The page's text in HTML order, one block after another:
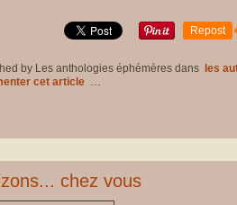
Repost
by Les anthologies éphémères dans
les
cet article …
chez vous